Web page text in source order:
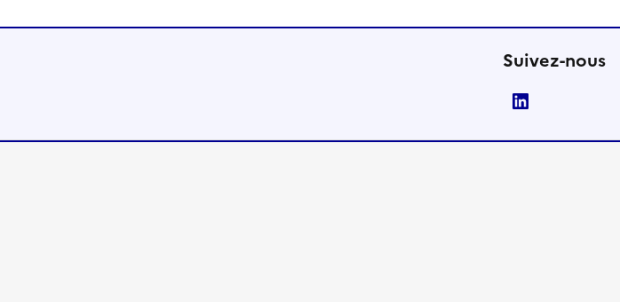
Suivez-nous